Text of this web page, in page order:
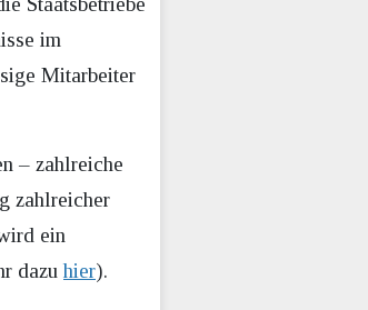
im
Mitarbeiter
– zahlreiche
zahlreicher
ein
dazuhier).